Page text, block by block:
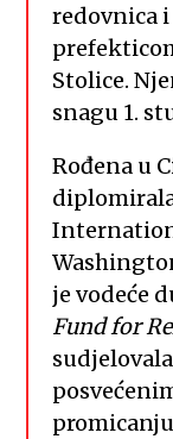
redovnica
Stolice.
snagu 1.
Rođena u
je vodeće
Fund for